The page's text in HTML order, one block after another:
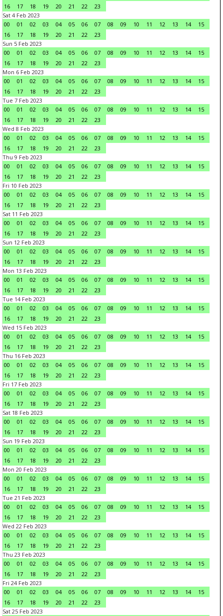
16
17 18 19 20 21 22
23
Sat 4 Feb 2023
00
01 02 03 04 05 06 07 08 09 10 11 12 13 14
15
16
17 18 19 20 21 22
23
Sun 5 Feb 2023
00
01 02 03 04 05 06 07 08 09 10 11 12 13 14
15
16
17 18 19 20 21 22
23
Mon 6 Feb 2023
00
01 02 03 04 05 06 07 08 09 10 11 12 13 14
15
16
17 18 19 20 21 22
23
Tue 7 Feb 2023
00
01 02 03 04 05 06 07 08 09 10 11 12 13 14
15
16
17 18 19 20 21 22
23
Wed 8 Feb 2023
00
01 02 03 04 05 06 07 08 09 10 11 12 13 14
15
16
17 18 19 20 21 22
23
Thu 9 Feb 2023
00
01 02 03 04 05 06 07 08 09 10 11 12 13 14
15
16
17 18 19 20 21 22
23
Fri 10 Feb 2023
00
01 02 03 04 05 06 07 08 09 10 11 12 13 14
15
16
17 18 19 20 21 22
23
Sat 11 Feb 2023
00
01 02 03 04 05 06 07 08 09 10 11 12 13 14
15
16
17 18 19 20 21 22
23
Sun 12 Feb 2023
00
01 02 03 04 05 06 07 08 09 10 11 12 13 14
15
16
17 18 19 20 21 22
23
Mon 13 Feb 2023
00
01 02 03 04 05 06 07 08 09 10 11 12 13 14
15
16
17 18 19 20 21 22
23
Tue 14 Feb 2023
00
01 02 03 04 05 06 07 08 09 10 11 12 13 14
15
16
17 18 19 20 21 22
23
Wed 15 Feb 2023
00
01 02 03 04 05 06 07 08 09 10 11 12 13 14
15
16
17 18 19 20 21 22
23
Thu 16 Feb 2023
00
01 02 03 04 05 06 07 08 09 10 11 12 13 14
15
16
17 18 19 20 21 22
23
Fri 17 Feb 2023
00
01 02 03 04 05 06 07 08 09 10 11 12 13 14
15
16
17 18 19 20 21 22
23
Sat 18 Feb 2023
00
01 02 03 04 05 06 07 08 09 10 11 12 13 14
15
16
17 18 19 20 21 22
23
Sun 19 Feb 2023
00
01 02 03 04 05 06 07 08 09 10 11 12 13 14
15
16
17 18 19 20 21 22
23
Mon 20 Feb 2023
00
01 02 03 04 05 06 07 08 09 10 11 12 13 14
15
16
17 18 19 20 21 22
23
Tue 21 Feb 2023
00
01 02 03 04 05 06 07 08 09 10 11 12 13 14
15
16
17 18 19 20 21 22
23
Wed 22 Feb 2023
00
01 02 03 04 05 06 07 08 09 10 11 12 13 14
15
16
17 18 19 20 21 22
23
Thu 23 Feb 2023
00
01 02 03 04 05 06 07 08 09 10 11 12 13 14
15
16
17 18 19 20 21 22
23
Fri 24 Feb 2023
00
01 02 03 04 05 06 07 08 09 10 11 12 13 14
15
16
17 18 19 20 21 22
23
Sat 25 Feb 2023